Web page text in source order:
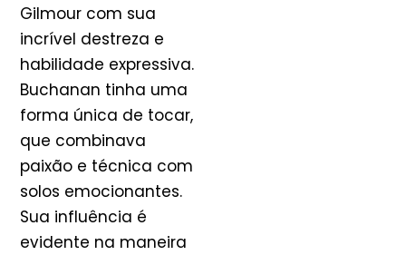
Gilmour com sua
incrível destreza e
habilidade expressiva.
Buchanan tinha uma
forma única de tocar,
que combinava
paixão e técnica com
solos emocionantes.
Sua influência é
evidente na maneira